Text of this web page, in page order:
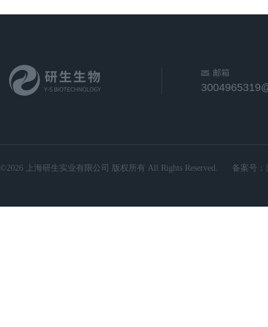
邮箱
©2026 上海研生实业有限公司 版权所有 All Rights Reserved. 备案号：